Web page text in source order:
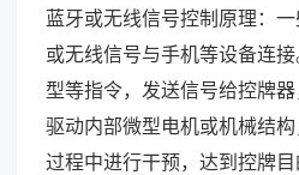
蓝牙或无线信号控制原理：
或无线信号与手机等设备连
型等指令，发送信号给控牌
驱动内部微型电机或机械结
过程中进行干预，达到控牌目